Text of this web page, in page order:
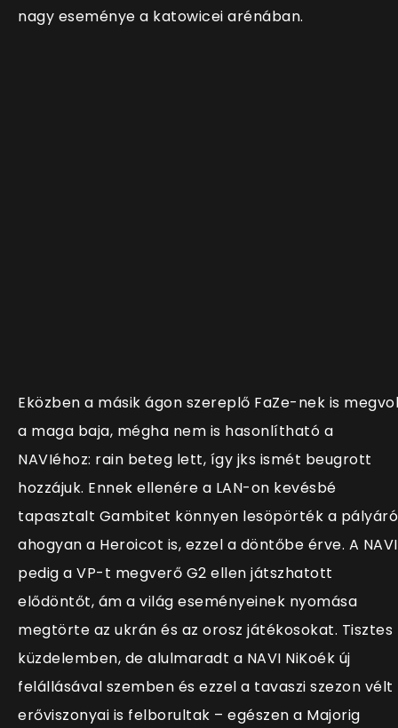
nagy eseménye a katowicei arénában.
Eközben a másik ágon szereplő FaZe-nek is
a maga baja, mégha nem is hasonlítható a
NAVIéhoz: rain beteg lett, így jks ismét beugrott
hozzájuk. Ennek ellenére a LAN-on kevésbé
tapasztalt Gambitet könnyen lesöpörték a
ahogyan a Heroicot is, ezzel a döntőbe érve. A NAVI
pedig a VP-t megverő G2 ellen játszhatott
elődöntőt, ám a világ eseményeinek nyomása
megtörte az ukrán és az orosz játékosokat. Tisztes
küzdelemben, de alulmaradt a NAVI NiKoék új
felállásával szemben és ezzel a tavaszi szezon vélt
erőviszonyai is felborultak – egészen a Majorig